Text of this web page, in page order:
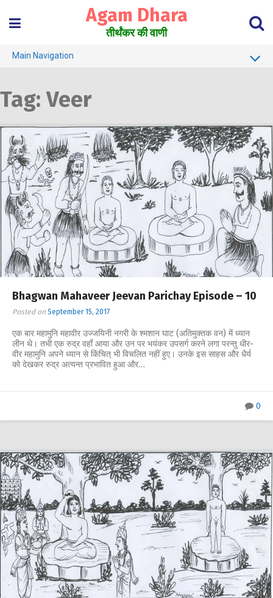
content
Agam Dhara
तीर्थंकर की वाणी
Main Navigation
Must Read
Tag:Veer
Bhagwan Mahaveer Jeevan Parichay Episode – 10
Posted on September 15, 2017
एक बार महामुनि महावीर उज्जयिनी नगरी के श्मशान घाट (अतिमुक्तक वन) में ध्यान
लीन थे। तभी एक रुद्र वहाँ आया और उन पर भयंकर उपसर्ग करने लगा परन्तु धीर-
वीर महामुनि अपने ध्यान से किंचित् भी विचलित नहीं हुए। उनके इस साहस और धैर्य
को देखकर रुद्र अत्यन्त प्रभावित हुआ और…
0